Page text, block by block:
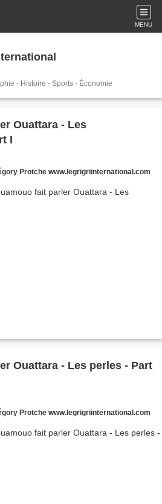
MENU
- Histoire - Sports - Économie
Ouattara - Les
I
Protche www.legrigriinternational.com
Ouattara - Les perles - Part
Protche www.legrigriinternational.com